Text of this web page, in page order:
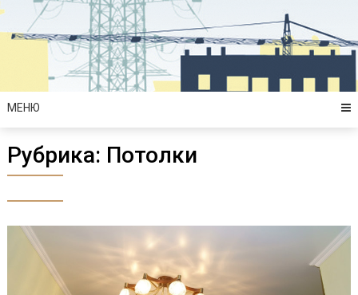
Перейти
содержимому
МЕНЮ
Рубрика: Потолки